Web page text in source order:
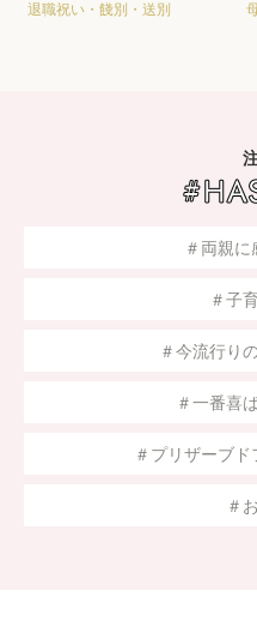
退職祝い・餞別・送別
＃両親に
＃子
＃今流行り
＃一番喜
＃プリザーブド
＃